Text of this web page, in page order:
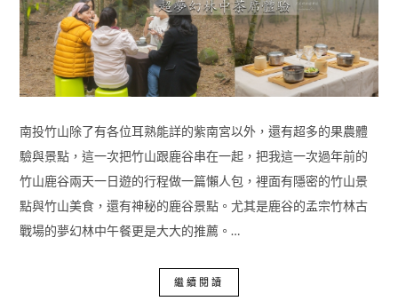
南投竹山除了有各位耳熟能詳的紫南宮以外，還有超多的果農體
驗與景點，這一次把竹山跟鹿谷串在一起，把我這一次過年前的
竹山鹿谷兩天一日遊的行程做一篇懶人包，裡面有隱密的竹山景
點與竹山美食，還有神秘的鹿谷景點。尤其是鹿谷的孟宗竹林古
戰場的夢幻林中午餐更是大大的推薦。…
繼續閱讀